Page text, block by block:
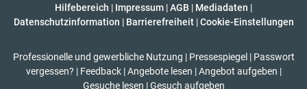
Hilfebereich | Impressum |AGB | Mediadaten |
Datenschutzinformation | Barrierefreiheit | Cookie-Einstellungen
Professionelle und gewerbliche Nutzung | Pressespiegel | Passwort
vergessen? | Feedback | Angebote lesen | Angebot aufgeben |
Gesuche lesen | Gesuch aufgeben